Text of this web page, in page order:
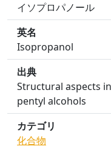
イソプロパノール
英名
Isopropanol
出典
Structural aspects
pentyl alcohols
カテゴリ
化合物